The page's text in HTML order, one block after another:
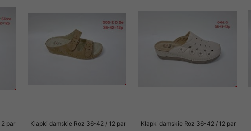
par Klapki damskie Roz 36-42 / 12 par Klapki damskie Roz 36-42 / 12 par